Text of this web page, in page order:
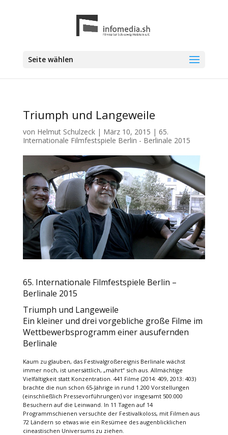
Seite wählen
Triumph und Langeweile
von Helmut Schulzeck| März 10, 2015 | 65.
Internationale Filmfestspiele Berlin - Berlinale 2015
65. Internationale Filmfestspiele Berlin –
Berlinale 2015
Triumph und Langeweile
Ein kleiner und drei vorgebliche große Filme im
Wettbewerbsprogramm einer ausufernden
Berlinale
Kaum zu glauben, das Festivalgroßereignis Berlinale wächst
immer noch, ist unersättlich, „mährt“ sich aus. Allmächtige
Vielfältigkeit statt Konzentration. 441 Filme (2014: 409, 2013: 403)
brachte die nun schon 65-Jährige in rund 1.200 Vorstellungen
(einschließlich Pressevorführungen) vor insgesamt 500.000
Besuchern auf die Leinwand. In 11 Tagen auf 14
Programmschienen versuchte der Festivalkoloss, mit Filmen aus
72 Ländern so etwas wie ein Resümee des augenblicklichen
cineastischen Universums zu ziehen.